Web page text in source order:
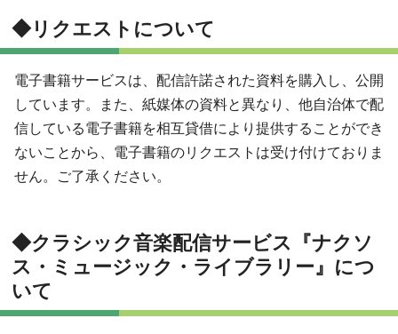
◆リクエストについて
電子書籍サービスは、配信許諾された資料を購入し、公開
しています。また、紙媒体の資料と異なり、他自治体で配
信している電子書籍を相互貸借により提供することができ
ないことから、電子書籍のリクエストは受け付けておりま
せん。ご了承ください。
◆クラシック音楽配信サービス『ナクソ
ス・ミュージック・ライブラリー』につ
いて